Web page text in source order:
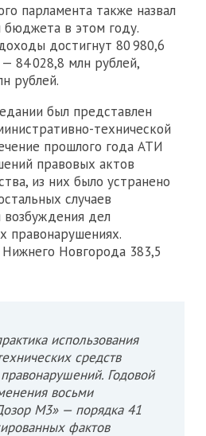
парламента также назвал
в этом году.
достигнут 80 980,6
84 028,8 млн рублей,
рублей.
был представлен
технической
прошлого года АТИ
правовых актов
из них было устранено
случаев
дел
правонарушениях.
Новгорода 383,5
использования
средств
Годовой
восьми
М3» — порядка 41
фактов